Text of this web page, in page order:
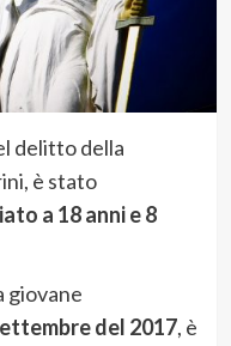
delitto della
è stato
a 18 anni e 8
giovane
del 2017, è